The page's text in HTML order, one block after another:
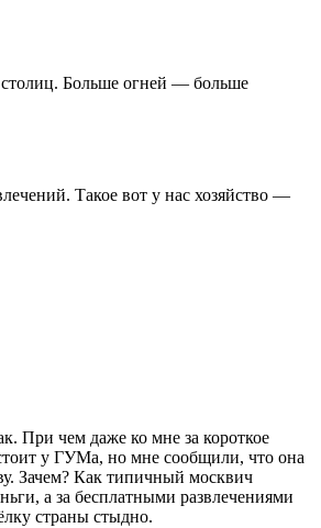
столиц. Больше огней — больше
Такое вот у нас хозяйство —
При чем даже ко мне за короткое
у ГУМа, но мне сообщили, что она
Зачем? Как типичный москвич
а за бесплатными развлечениями
страны стыдно.